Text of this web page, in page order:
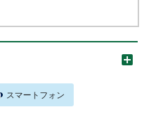
スマートフォン